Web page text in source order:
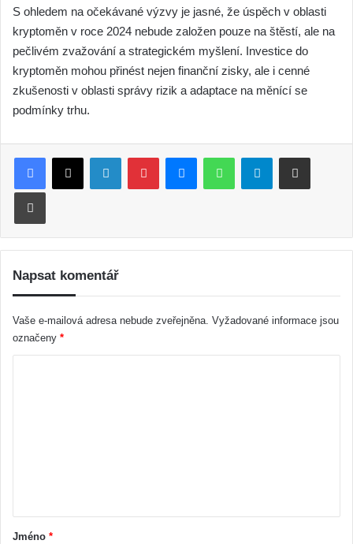
S ohledem na očekávané výzvy je jasné, že úspěch v oblasti
kryptoměn v roce 2024 nebude založen pouze na štěstí, ale na
pečlivém zvažování a strategickém myšlení. Investice do
kryptoměn mohou přinést nejen finanční zisky, ale i cenné
zkušenosti v oblasti správy rizik a adaptace na měnící se
podmínky trhu.
Telegram
Napsat komentář
Vaše e-mailová adresa nebude zveřejněna. Vyžadované informace jsou
označeny *
ř
Jméno *